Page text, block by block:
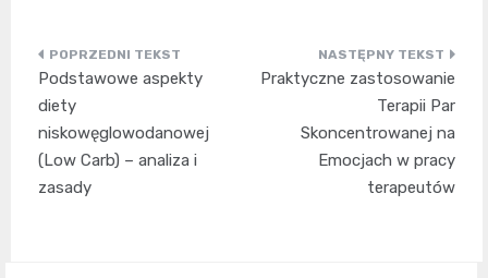
Nawigacja
wpisu
Podstawowe aspekty
diety
niskowęglowodanowej
(Low Carb) – analiza i
zasady
Praktyczne zastosowanie
Terapii Par
Skoncentrowanej na
Emocjach w pracy
terapeutów